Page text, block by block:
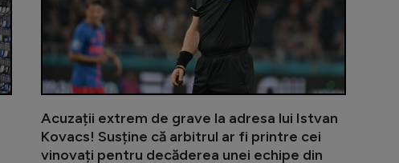
Acuzații extrem de grave la adresa lui Istvan
Kovacs! Susține că arbitrul ar fi printre cei
vinovați pentru decăderea unei echipe din